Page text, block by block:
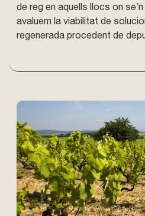
de reg en aquells llocs on
avaluem la viabilitat de
regenerada procedent de